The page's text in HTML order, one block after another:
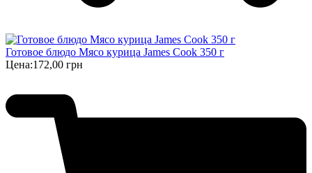
Готовое блюдо Мясо курица James Cook 350 г
Цена:172,00 грн